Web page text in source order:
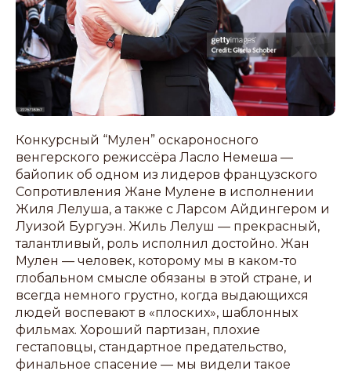
Конкурсный “Мулен” оскароносного
венгерского режиссёра Ласло Немеша —
байопик об одном из лидеров французского
Сопротивления Жане Мулене в исполнении
Жиля Лелуша, а также с Ларсом Айдингером и
Луизой Бургуэн. Жиль Лелуш — прекрасный,
талантливый, роль исполнил достойно. Жан
Мулен — человек, которому мы в каком-то
глобальном смысле обязаны в этой стране, и
всегда немного грустно, когда выдающихся
людей воспевают в «плоских», шаблонных
фильмах. Хороший партизан, плохие
гестаповцы, стандартное предательство,
финальное спасение — мы видели такое